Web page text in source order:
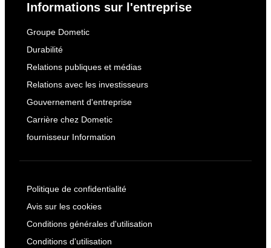
Informations sur l'entreprise
Groupe Dometic
Durabilité
Relations publiques et médias
Relations avec les investisseurs
Gouvernement d'entreprise
Carrière chez Dometic
fournisseur Information
Politique de confidentialité
Avis sur les cookies
Conditions générales d'utilisation
Conditions d'utilisation